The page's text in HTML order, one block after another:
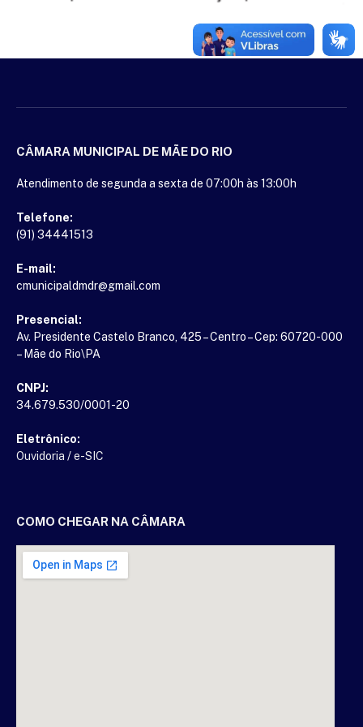
CÂMARA MUNICIPAL DE MÃE DO RIO
Atendimento de segunda a sexta de 07:00h às 13:00h
Telefone:
(91) 34441513
E-mail:
cmunicipaldmdr@gmail.com
Presencial:
Av. Presidente Castelo Branco, 425 – Centro – Cep: 60720-000
– Mãe do Rio\PA
CNPJ:
34.679.530/0001-20
Eletrônico:
Ouvidoria /e-SIC
COMO CHEGAR NA CÂMARA